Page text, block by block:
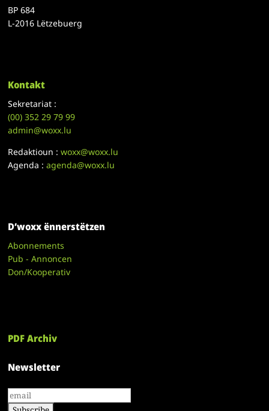
BP 684
L-2016 Lëtzebuerg
Kontakt
Sekretariat :
(00)352 29 79 99
admin@woxx.lu
Redaktioun :woxx@woxx.lu
Agenda :agenda@woxx.lu
D’woxx ënnerstëtzen
Abonnements
Pub - Annoncen
Don/Kooperativ
PDF Archiv
Newsletter